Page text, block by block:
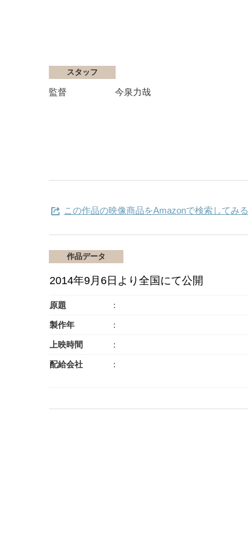
スタッフ
監督 今泉力哉
この作品の映像商品をAmazonで検索してみる
作品データ
2014年9月6日より全国にて公開
原題
製作年
上映時間
配給会社